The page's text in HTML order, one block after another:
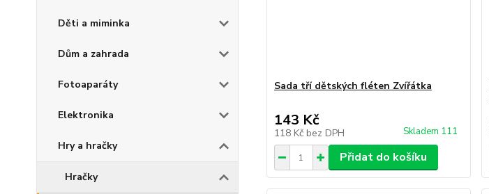
Děti a miminka
Dům a zahrada
Fotoaparáty
Elektronika
Hry a hračky
Hračky
Sada tří dětských fléten Zvířátka
143 Kč
118 Kč bez DPH Skladem 111
Přidat do košíku